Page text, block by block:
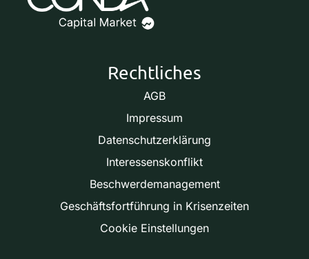
Rechtliches
AGB
Impressum
Datenschutzerklärung
Interessenskonflikt
Beschwerdemanagement
Geschäftsfortführung in Krisenzeiten
Cookie Einstellungen